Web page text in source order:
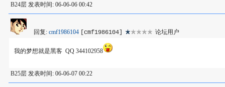
B24层 发表时间: 06-06-06 00:42
回复: cmf1986104 [cmf1986104] 论坛用户
我的梦想就是黑客 QQ 344102958
B25层 发表时间: 06-06-07 00:22